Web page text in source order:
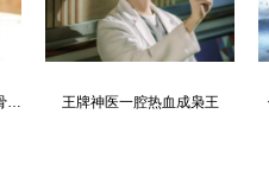
寒门风骨:寒门，也是有风骨的！ 王牌神医一腔热血成枭王